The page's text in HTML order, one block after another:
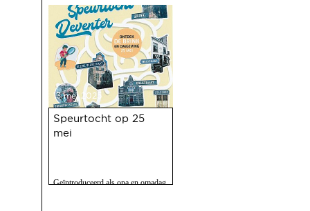
op 10 mei jl. van 100 jaar Haven
was een ongekend succes.
13 mei 2025
Speurtocht op 25
mei
Geïntroduceerd als opa en omadag